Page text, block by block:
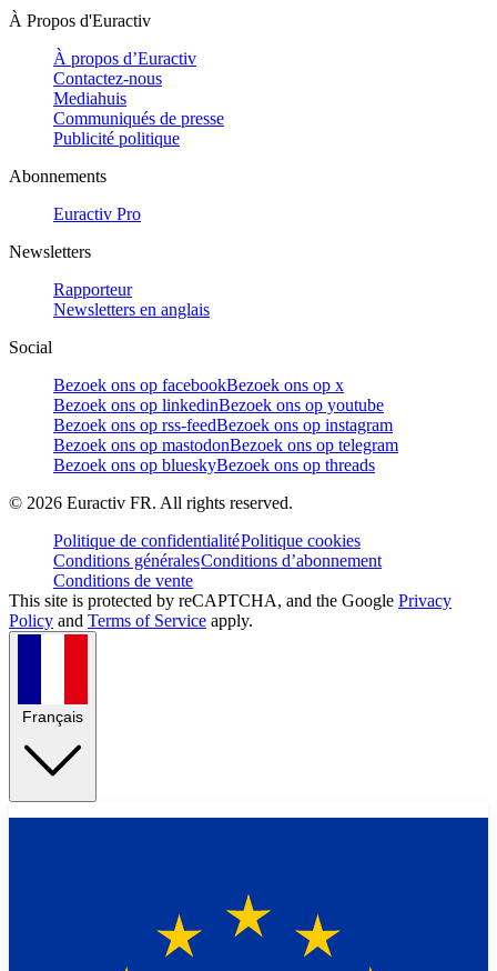
À Propos d'Euractiv
À propos d’Euractiv
Contactez-nous
Mediahuis
Communiqués de presse
Publicité politique
Abonnements
Euractiv Pro
Newsletters
Rapporteur
Newsletters en anglais
Social
Bezoek ons op facebookBezoek ons op x
Bezoek ons op linkedinBezoek ons op youtube
Bezoek ons op rss-feedBezoek ons op instagram
Bezoek ons op mastodonBezoek ons op telegram
Bezoek ons op blueskyBezoek ons op threads
© 2026 Euractiv FR. All rights reserved.
Politique de confidentialitéPolitique cookies
Conditions généralesConditions d’abonnement
Conditions de vente
This site is protected by reCAPTCHA, and the Google Privacy
Policy and Terms of Service apply.
Français